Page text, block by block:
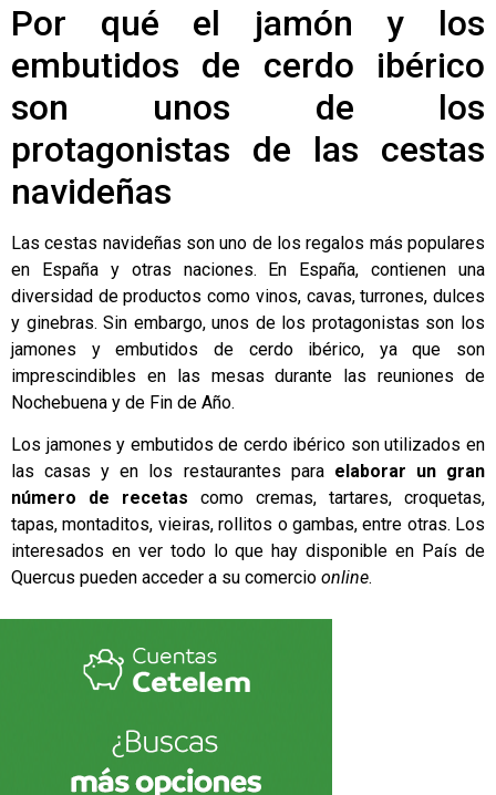
Por qué el jamón y los
embutidos de cerdo ibérico
son unos de los
protagonistas de las cestas
navideñas
Las cestas navideñas son uno de los regalos más populares
en España y otras naciones. En España, contienen una
diversidad de productos como vinos, cavas, turrones, dulces
y ginebras. Sin embargo, unos de los protagonistas son los
jamones y embutidos de cerdo ibérico, ya que son
imprescindibles en las mesas durante las reuniones de
Nochebuena y de Fin de Año.
Los jamones y embutidos de cerdo ibérico son utilizados en
las casas y en los restaurantes para elaborar un gran
número de recetas como cremas, tartares, croquetas,
tapas, montaditos, vieiras, rollitos o gambas, entre otras. Los
interesados en ver todo lo que hay disponible en País de
Quercus pueden acceder a su comercio online.